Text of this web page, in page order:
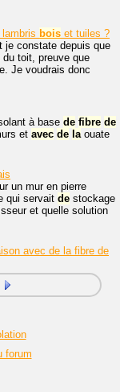
bois et tuiles ?
je constate depuis que
toit, preuve que
Je voudrais donc
à base de fibre de
et avec de laouate
un mur en pierre
qui servait de stockage
et quelle solution
avec de la fibre de
forum